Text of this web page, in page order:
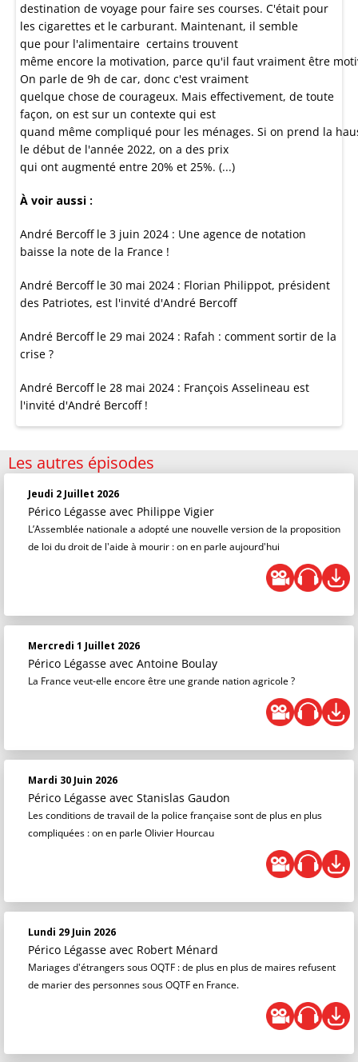
destination de voyage pour faire ses courses. C'était pour
les cigarettes et le carburant. Maintenant, il semble
que pour l'alimentaire certains trouvent
même encore la motivation, parce qu'il faut vraiment être
On parle de 9h de car, donc c'est vraiment
quelque chose de courageux. Mais effectivement, de toute
façon, on est sur un contexte qui est
quand même compliqué pour les ménages. Si on prend la
le début de l'année 2022, on a des prix
qui ont augmenté entre 20% et 25%. (...)
À voir aussi :
André Bercoff le 3 juin 2024 : Une agence de notation
baisse la note de la France !
André Bercoff le 30 mai 2024 : Florian Philippot, président
des Patriotes, est l'invité d'André Bercoff
André Bercoff le 29 mai 2024 : Rafah : comment sortir de la
crise ?
André Bercoff le 28 mai 2024 : François Asselineau est
l'invité d'André Bercoff !
Les autres épisodes
Jeudi 2 Juillet 2026
Périco Légasse avec Philippe Vigier
L’Assemblée nationale a adopté une nouvelle version de la proposition
de loi du droit de l'aide à mourir : on en parle aujourd'hui
Mercredi 1 Juillet 2026
Périco Légasse avec Antoine Boulay
La France veut-elle encore être une grande nation agricole ?
Mardi 30 Juin 2026
Périco Légasse avec Stanislas Gaudon
Les conditions de travail de la police française sont de plus en plus
compliquées : on en parle Olivier Hourcau
Lundi 29 Juin 2026
Périco Légasse avec Robert Ménard
Mariages d'étrangers sous OQTF : de plus en plus de maires refusent
de marier des personnes sous OQTF en France.